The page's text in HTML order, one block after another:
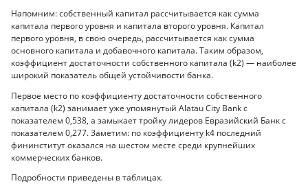
Напомним: собственный капитал рассчитывается как сумма
капитала первого уровня и капитала второго уровня. Капитал
первого уровня, в свою очередь, рассчитывается как сумма
основного капитала и добавочного капитала. Таким образом,
коэффициент достаточности собственного капитала (k2) — наиболее
широкий показатель общей устойчивости банка.
Первое место по коэффициенту достаточности собственного
капитала (k2) занимает уже упомянутый Alatau City Bank с
показателем 0,538, а замыкает тройку лидеров Евразийский Банк с
показателем 0,277. Заметим: по коэффициенту k4 последний
фининститут оказался на шестом месте среди крупнейших
коммерческих банков.
Подробности приведены в таблицах.